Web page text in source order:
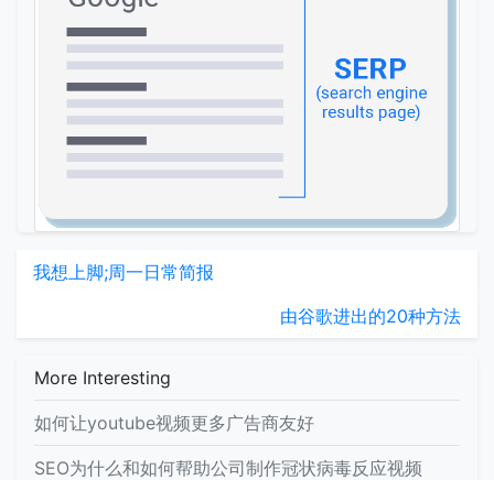
我想上脚;周一日常简报
由谷歌进出的20种方法
More Interesting
如何让youtube视频更多广告商友好
SEO为什么和如何帮助公司制作冠状病毒反应视频